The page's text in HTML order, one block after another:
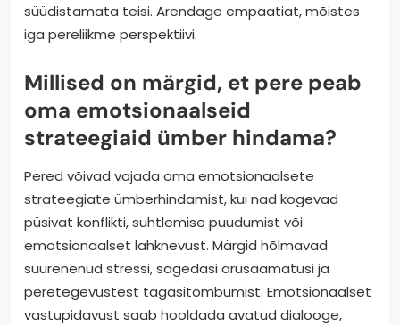
süüdistamata teisi. Arendage empaatiat, mõistes
iga pereliikme perspektiivi.
Millised on märgid, et pere peab
oma emotsionaalseid
strateegiaid ümber hindama?
Pered võivad vajada oma emotsionaalsete
strateegiate ümberhindamist, kui nad kogevad
püsivat konflikti, suhtlemise puudumist või
emotsionaalset lahknevust. Märgid hõlmavad
suurenenud stressi, sagedasi arusaamatusi ja
peretegevustest tagasitõmbumist. Emotsionaalset
vastupidavust saab hooldada avatud dialooge,